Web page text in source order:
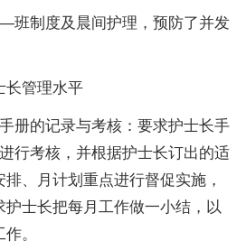
班制度及晨间护理，预防了并发
管理水平
册的记录与考核：要求护士长手
行考核，并根据护士长订出的适
、月计划重点进行督促实施，
士长把每月工作做一小结，以
。